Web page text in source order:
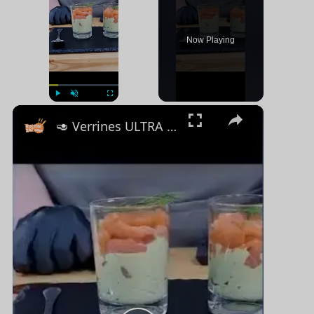
Now Playing
×
🥑 Verrines ULTRA GOURMANDES avocat-saumon en 5 min ! #recipe #explore